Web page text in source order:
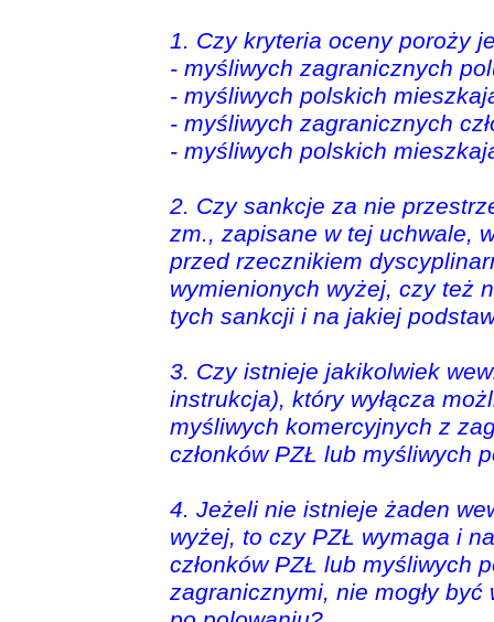
1. Czy kryteria oceny poroży
- myśliwych zagranicznych
- myśliwych polskich
- myśliwych zagranicznych
- myśliwych polskich
2. Czy sankcje za nie
zm., zapisane w tej uchwale,
przed rzecznikiem
wymienionych wyżej, czy też
tych sankcji i na jakiej
3. Czy istnieje jakikolwiek
instrukcja), który wyłącza
myśliwych komercyjnych z
członków PZŁ lub myśliwych
4. Jeżeli nie istnieje żaden
wyżej, to czy PZŁ wymaga i
członków PZŁ lub myśliwych
zagranicznymi, nie mogły